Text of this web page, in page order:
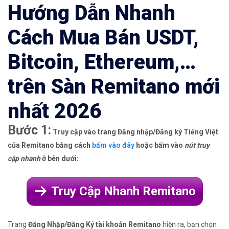
Hướng Dẫn Nhanh
Cách Mua Bán USDT,
Bitcoin, Ethereum,…
trên Sàn Remitano mới
nhất 2026
Bước 1: Truy cập vào trang Đăng nhập/Đăng ký Tiếng Việt
của Remitano bằng cách bấm vào đây hoặc bấm vào nút truy
cập nhanhở bên dưới:
Truy Cập Nhanh Remitano
Trang Đăng Nhập/Đăng Ký tài khoản Remitano hiện ra, bạn chọn